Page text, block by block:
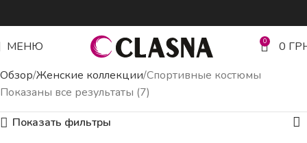
МЕНЮ 0 0
Обзор Женские коллекции Спортивные костюмы
Показаны все результаты (7)
Показать фильтры